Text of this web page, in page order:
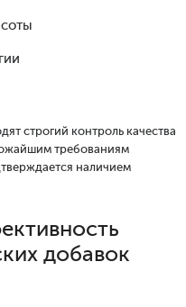
строгий контроль качества
требованиям
наличием
добавок